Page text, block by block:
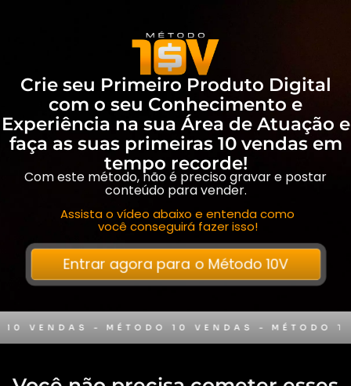
Crie seu Primeiro Produto Digital
com o seu Conhecimento e
Experiência na sua Área de Atuação e
faça as suas primeiras 10 vendas em
tempo recorde!
Com este método, não é preciso gravar e postar
conteúdo para vender.
Assista o vídeo abaixo e entenda como
você conseguirá fazer isso!
Entrar agora para o Método 10V
- MÉTODO 10 VENDAS - MÉTODO 10